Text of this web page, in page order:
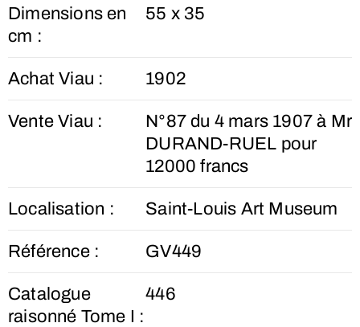
Dimensions en
cm :
55 x 35
Achat Viau : 1902
Vente Viau :
N°87 du 4 mars 1907 à Mr
DURAND-RUEL pour
12000 francs
Localisation : Saint-Louis Art Museum
Référence : GV449
Catalogue
raisonné Tome I :
446